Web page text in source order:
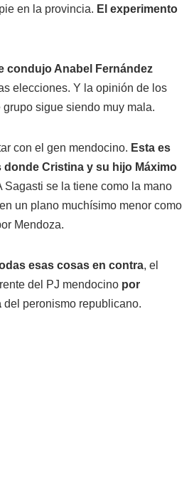
en la provincia. El experimento
condujo Anabel Fernández
elecciones. Y la opinión de los
sigue siendo muy mala.
con el gen mendocino. Esta es
Cristina y su hijo Máximo
Sagasti se la tiene como la mano
un plano muchísimo menor como
Mendoza.
esas cosas en contra, el
del PJ mendocino por
del peronismo republicano.